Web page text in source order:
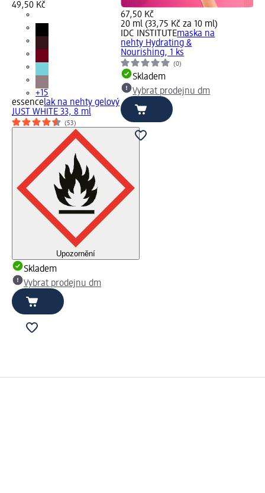
49,50 Kč
+15
essencelak na nehty gelový
JUST WHITE 33, 8 ml
(53)
Upozornění
Skladem
Vybrat prodejnu dm
67,50 Kč
20 ml (33,75 Kč za 10 ml)
IDC INSTITUTEmaska na
nehty Hydrating &
Nourishing, 1 ks
(0)
Skladem
Vybrat prodejnu dm